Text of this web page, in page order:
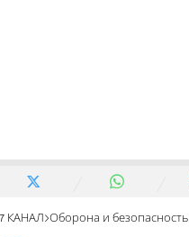
7 КАНАЛ Оборона и безопасность